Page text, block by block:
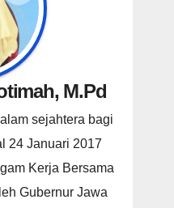
M.Pd
sejahtera bagi
24 Januari 2017
Kerja Bersama
Gubernur Jawa